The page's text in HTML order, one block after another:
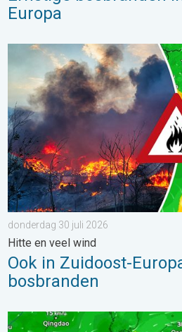
Europa
Ook in Zuidoost-Europa woeden
donderdag 30 juli 2026
Hitte en veel wind
Ook in Zuidoost-
bosbranden
Tyfoon Dolphin op weg naar